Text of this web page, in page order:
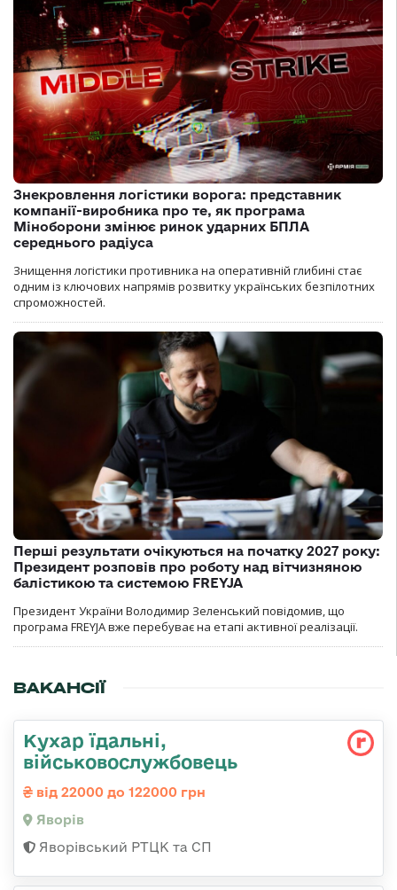
Знекровлення логістики ворога: представник
компанії-виробника про те, як програма
Міноборони змінює ринок ударних БПЛА
середнього радіуса
Знищення логістики противника на оперативній глибині стає
одним із ключових напрямів розвитку українських безпілотних
спроможностей.
Перші результати очікуються на початку 2027 року:
Президент розповів про роботу над вітчизняною
балістикою та системою FREYJA
Президент України Володимир Зеленський повідомив, що
програма FREYJA вже перебуває на етапі активної реалізації.
ВАКАНСІЇ
Кухар їдальні,
військовослужбовець
від 22000 до 122000 грн
Яворів
Яворівський РТЦК та СП